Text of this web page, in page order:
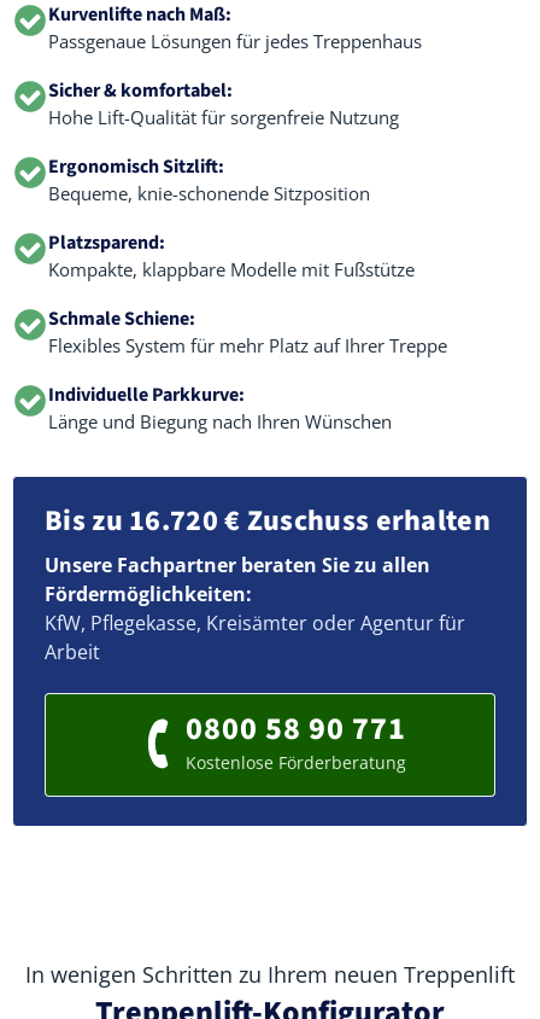
Kurvenlifte nach Maß:
Passgenaue Lösungen für jedes Treppenhaus
Sicher & komfortabel:
Hohe Lift-Qualität für sorgenfreie Nutzung
Ergonomisch Sitzlift:
Bequeme, knie-schonende Sitzposition
Platzsparend:
Kompakte, klappbare Modelle mit Fußstütze
Schmale Schiene:
Flexibles System für mehr Platz auf Ihrer Treppe
Individuelle Parkkurve:
Länge und Biegung nach Ihren Wünschen
Bis zu 16.720 € Zuschuss erhalten
Unsere Fachpartner beraten Sie zu allen
Fördermöglichkeiten:
KfW, Pflegekasse, Kreisämter oder Agentur für
Arbeit
0800 58 90 771
Kostenlose Förderberatung
In wenigen Schritten zu Ihrem neuen Treppenlift